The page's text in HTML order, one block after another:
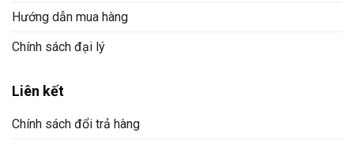
Hướng dẫn mua hàng
Chính sách đại lý
Liên kết
Chính sách đổi trả hàng